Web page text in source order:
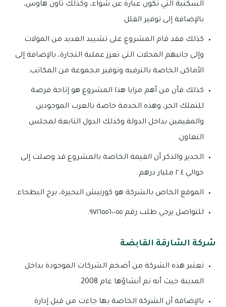
السكنية التي تكون عبارة عن شواء، وكذلك تاون هاوس،
بالإضافة إلى توفير الفلل.
كذلك فقد قام المشروع على تشييد العديد من المولات
وإلى جانبهم المحلات التي تعزز عملية التجارة، بالإضافة إلى
الأماكن الخاصة بالترفيه وتوفير مجموعة من المكاتب.
كذلك فأن من أهم مزايا هذا المشروع هو إتاحة فرصة
للتملك الحر، وهذه الخدمة خاصة بالعرب الموجودين
والمقيمين بداخل الدولة وكذلك الدول التابعة لمجلس
التعاون.
الجدير والذكر أن القيمة الخاصة بالمشروع قد وصلت إلى
حوالي ٢.٤ مليار درهم.
الموقع الخاص بالشركة هو كورنيش البحيرة، برج البطحاء.
للتواصل يرجي طلب رقم ٩٧١٦٥٥٦٠٠٥٥.
شركة الشارقة القابضة
تعتبر هذه الشركة من أضخم الشركات الموجودة بداخل
المدينة حيث أنه تم أنشاؤها عام 2008.
بالإضافة أن الشركة الخاصة بها جاءت من قبل إدارة